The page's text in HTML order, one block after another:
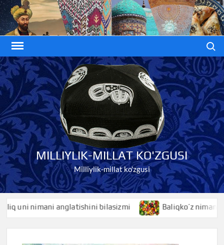
Skip
to
content
MILLIYLIK-MILLAT KO'ZGUSI
Milliylik-millat ko'zgusi
nimani anglatishini bilasizmi Baliqko’z nimani